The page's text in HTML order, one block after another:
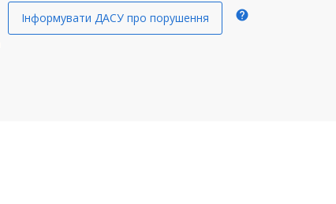
Інформувати ДАСУ про порушення help